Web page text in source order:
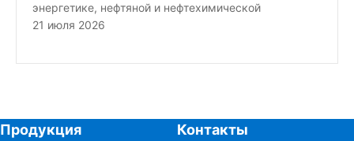
энергетике, нефтяной и нефтехимической
промышленности. Он обеспечивает высокоточное…
21 июля 2026
Продукция Контакты